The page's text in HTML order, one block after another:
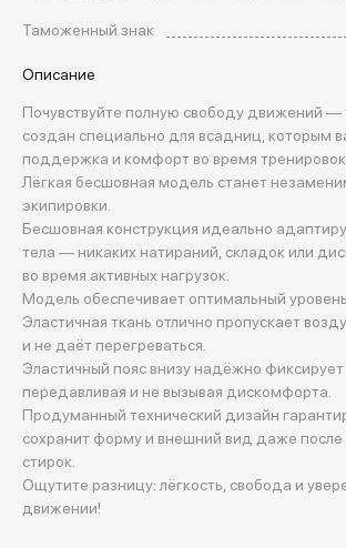
Таможенный знак
Описание
Почувствуйте полную свободу движений —
создан специально для всадниц, которым
поддержка и комфорт во время тренировок
Лёгкая бесшовная модель станет
экипировки.
Бесшовная конструкция идеально
тела — никаких натираний, складок или
во время активных нагрузок.
Модель обеспечивает оптимальный
Эластичная ткань отлично пропускает
и не даёт перегреваться.
Эластичный пояс внизу надёжно
передавливая и не вызывая дискомфорта.
Продуманный технический дизайн
сохранит форму и внешний вид даже
стирок.
Ощутите разницу: лёгкость, свобода и
движении!